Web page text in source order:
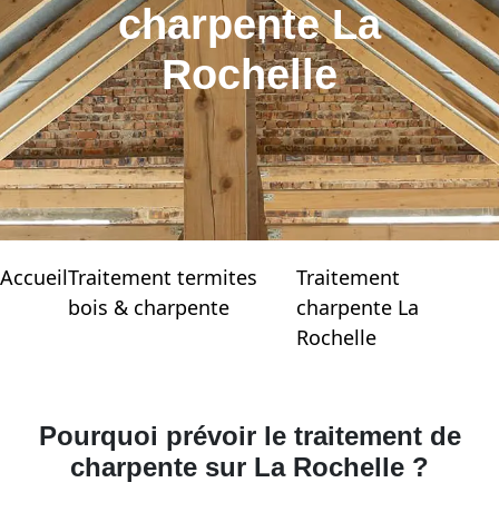
charpente La
Rochelle
AccueilTraitement termites
bois & charpente
Traitement
charpente La
Rochelle
Pourquoi prévoir le traitement de
charpente sur La Rochelle ?